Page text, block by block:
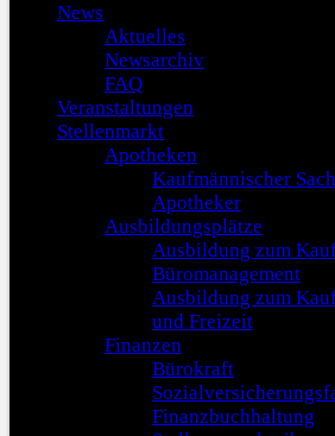
News
Aktuelles
Newsarchiv
FAQ
Veranstaltungen
Stellenmarkt
Apotheken
Kaufmännischer
Apotheker
Ausbildungsplätze
Ausbildung zum
Büromanagement
Ausbildung zum
und Freizeit
Finanzen
Bürokraft
Finanzbuchhaltung